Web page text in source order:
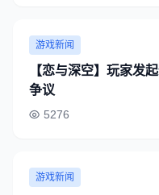
游戏新闻
【恋与深空】玩家发
争议
5276
游戏新闻